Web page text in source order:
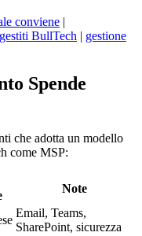
conviene |
BullTech | gestione
Spende
che adotta un modello
come MSP:
Note
Email, Teams,
SharePoint, sicurezza